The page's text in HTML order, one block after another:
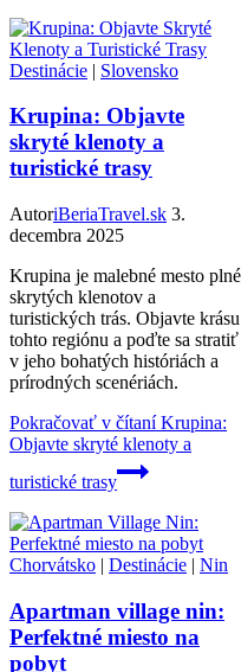
Destinácie | Slovensko
Krupina: Objavte
skryté klenoty a
turistické trasy
AutoriBeriaTravel.sk 3.
decembra 2025
Krupina je malebné mesto plné
skrytých klenotov a
turistických trás. Objavte krásu
tohto regiónu a poďte sa stratiť
v jeho bohatých históriách a
prírodných scenériách.
Pokračovať v čítaníKrupina:
Objavte skryté klenoty a
turistické trasy
Chorvátsko | Destinácie | Nin
Apartman village nin:
Perfektné miesto na
pobyt